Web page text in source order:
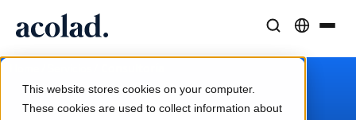
This website stores cookies on your computer.
These cookies are used to collect information about
Traducción
Lia Translate
Casos de éxito
Sobre Acolad